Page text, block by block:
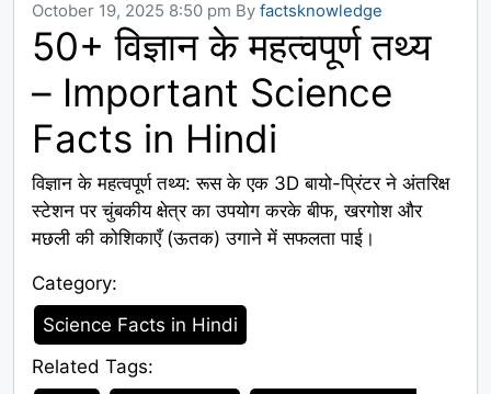
October 19, 2025 8:50 pm By factsknowledge
50+ विज्ञान के महत्वपूर्ण तथ्य
– Important Science
Facts in Hindi
विज्ञान के महत्वपूर्ण तथ्य: रूस के एक 3D बायो-प्रिंटर ने अंतरिक्ष
स्टेशन पर चुंबकीय क्षेत्र का उपयोग करके बीफ, खरगोश और
मछली की कोशिकाएँ (ऊतक) उगाने में सफलता पाई।
Category:
Category
Science Facts in Hindi
Related Tags: